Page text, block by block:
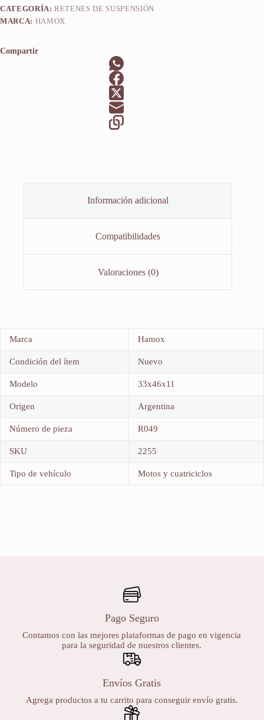
CATEGORÍA:RETENES DE SUSPENSIÓN
MARCA: HAMOX
Compartir
Información adicional
Compatibilidades
Valoraciones (0)
Marca Hamox
Condición del ítem Nuevo
Modelo 33x46x11
Origen Argentina
Número de pieza R049
SKU 2255
Tipo de vehículo Motos y cuatriciclos
Pago Seguro
Contamos con las mejores plataformas de pago en vigencia
para la seguridad de nuestros clientes.
Envíos Gratis
Agrega productos a tu carrito para conseguir envío gratis.